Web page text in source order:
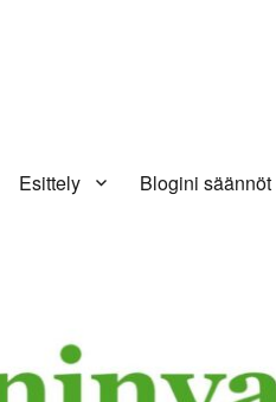
Esittely Blogini säännöt